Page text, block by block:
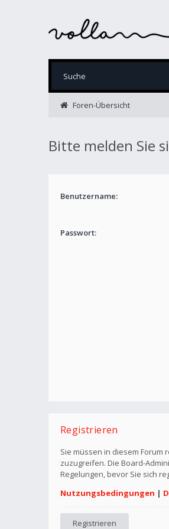
Foren-Übersicht
Bitte melden Sie
Benutzername:
Passwort:
Registrieren
Sie müssen in diesem Forum
zuzugreifen. Die Board-
Regelungen, bevor Sie sich
Nutzungsbedingungen |
Registrieren